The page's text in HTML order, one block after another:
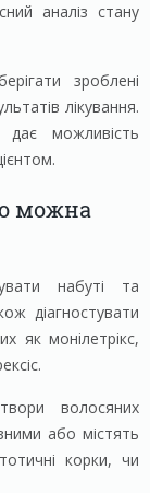
аналіз стану
зроблені
лікування.
дає можливість
можна
набуті та
діагностувати
як монілетрікс,
волосяних
або містять
корки, чи